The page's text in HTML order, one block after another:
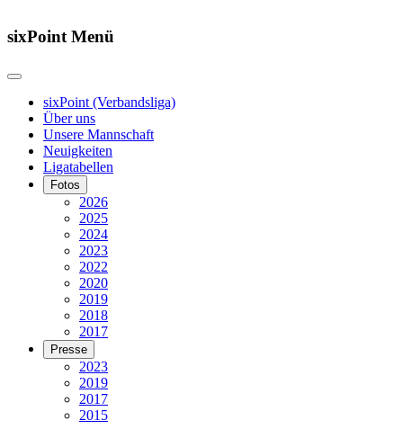
sixPoint Menü
sixPoint (Verbandsliga)
Über uns
Unsere Mannschaft
Neuigkeiten
Ligatabellen
Fotos
2026
2025
2024
2023
2022
2020
2019
2018
2017
Presse
2023
2019
2017
2015